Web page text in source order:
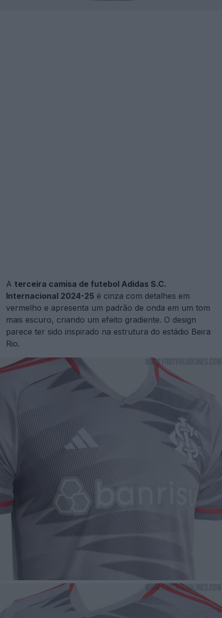
A terceira camisa de futebol Adidas S.C.
Internacional 2024-25 é cinza com detalhes em
vermelho e apresenta um padrão de onda em um tom
mais escuro, criando um efeito gradiente. O design
parece ter sido inspirado na estrutura do estádio Beira
Rio.